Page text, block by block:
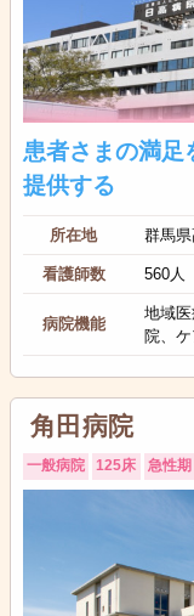
患者さまの満足
提供する
所在地 群馬
看護師数 560人
病院機能
地域
院、
角田病院
一般病院 125床 急性